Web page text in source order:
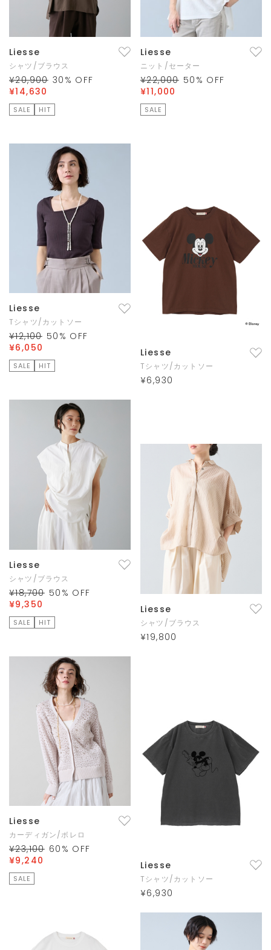
Liesse
シャツ/ブラウス
¥20,900 30 % OFF
¥14,630
SALE HIT
Liesse
ニット/セーター
¥22,000 50 % OFF
¥11,000
SALE
Liesse
Tシャツ/カットソー
¥12,100 50 % OFF
¥6,050
SALE HIT
Liesse
Tシャツ/カットソー
¥6,930
Liesse
シャツ/ブラウス
¥18,700 50 % OFF
¥9,350
SALE HIT
Liesse
シャツ/ブラウス
¥19,800
Liesse
カーディガン/ボレロ
¥23,100 60 % OFF
¥9,240
SALE
Liesse
Tシャツ/カットソー
¥6,930